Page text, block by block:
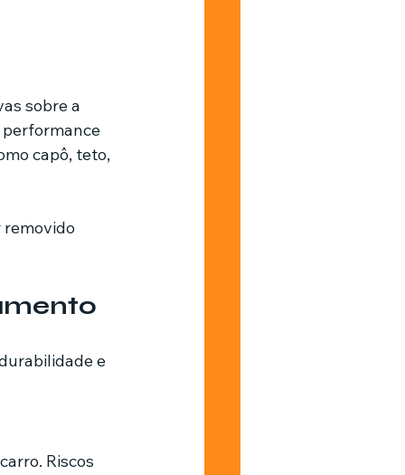
sobre a
capô, teto,
removido
e
Riscos